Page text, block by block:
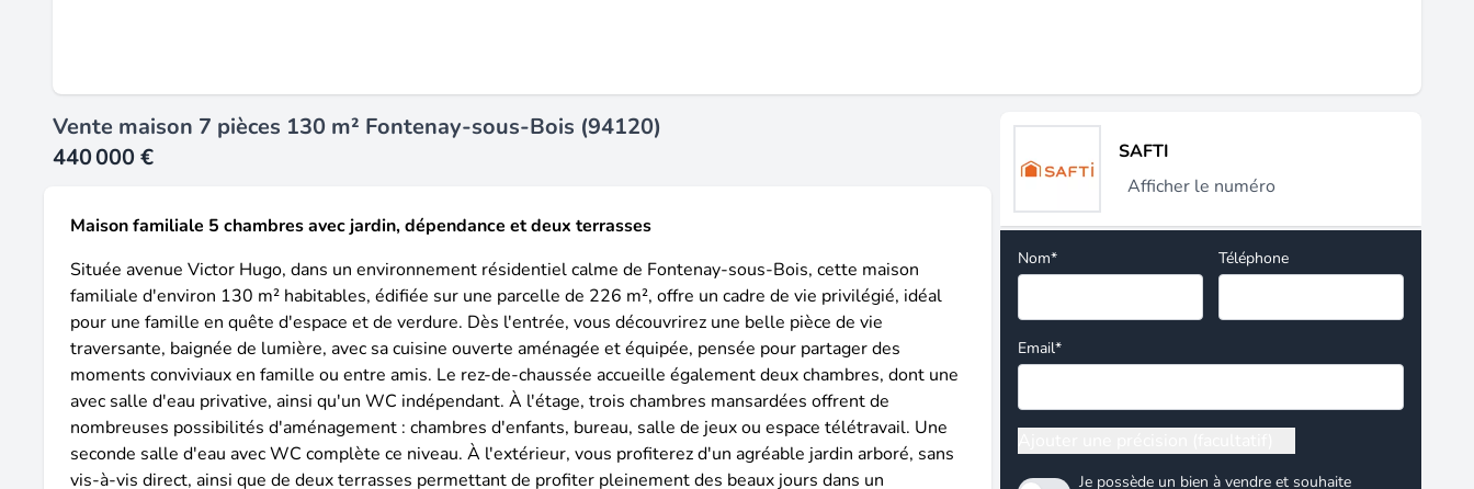
Vente maison 7 pièces 130 m² Fontenay-sous-Bois (94120)
440 000 €
Maison familiale 5 chambres avec jardin, dépendance et deux terrasses
Située avenue Victor Hugo, dans un environnement résidentiel calme de Fontenay-sous-Bois, cette maison
familiale d'environ 130 m² habitables, édifiée sur une parcelle de 226 m², offre un cadre de vie privilégié, idéal
pour une famille en quête d'espace et de verdure. Dès l'entrée, vous découvrirez une belle pièce de vie
traversante, baignée de lumière, avec sa cuisine ouverte aménagée et équipée, pensée pour partager des
moments conviviaux en famille ou entre amis. Le rez-de-chaussée accueille également deux chambres, dont une
avec salle d'eau privative, ainsi qu'un WC indépendant. À l'étage, trois chambres mansardées offrent de
nombreuses possibilités d'aménagement : chambres d'enfants, bureau, salle de jeux ou espace télétravail. Une
seconde salle d'eau avec WC complète ce niveau. À l'extérieur, vous profiterez d'un agréable jardin arboré, sans
vis-à-vis direct, ainsi que de deux terrasses permettant de profiter pleinement des beaux jours dans un
SAFTI
Afficher le numéro
Nom* Téléphone
Email*
Je possède un bien à vendre et souhaite